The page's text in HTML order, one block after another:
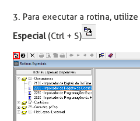
3. Para executar a rotina,
Especial(Ctrl + S)